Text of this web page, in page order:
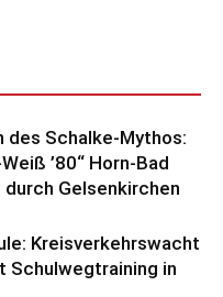
des Schalke-Mythos:
’80“ Horn-Bad
Gelsenkirchen
Kreisverkehrswacht
Schulwegtraining in